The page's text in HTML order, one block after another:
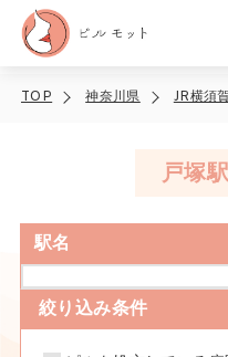
TOP 神奈川県 JR横須
戸塚
駅名
絞り込み条件